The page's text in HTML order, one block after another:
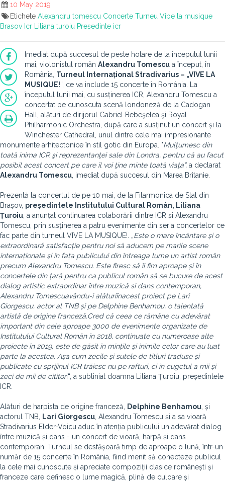
10 May 2019
Etichete Alexandru tomescu Concerte Turneu Vibe la musique
Brasov Icr Liliana turoiu Presedinte icr
Imediat după succesul de peste hotare de la începutul lunii
mai, violonistul român Alexandru Tomescu a început, în
România, Turneul Internațional Stradivarius – „VIVE LA
MUSIQUE!”, ce va include 15 concerte în România. La
începutul lunii mai, cu susținerea ICR, Alexandru Tomescu a
concertat pe cunoscuta scenă londoneză de la Cadogan
Hall, alături de dirijorul Gabriel Bebeşelea şi Royal
Philharmonic Orchestra, după care a susținut un concert și la
Winchester Cathedral, unul dintre cele mai impresionante
monumente arhitectonice în stil gotic din Europa. "Mulţumesc din
toată inima ICR şi reprezentanţei sale din Londra, pentru că au facut
posibil acest concert pe care îl voi ţine minte toată viaţa”, a declarat
Alexandru Tomescu , imediat după succesul din Marea Britanie.
Prezentă la concertul de pe 10 mai, de la Filarmonica de Stat din
Brașov, președintele Institutului Cultural Român, Liliana
Țuroiu , a anunțat continuarea colaborării dintre ICR și Alexandru
Tomescu, prin susținerea a patru evenimente din seria concertelor ce
fac parte din turneul VIVE LA MUSIQUE!. „Este o mare încântare și o
extraordinară satisfacție pentru noi să aducem pe marile scene
internaționale și în fața publicului din întreaga lume un artist român
precum Alexandru Tomescu. Este firesc să îi fim aproape și în
concertele din țară pentru ca publicul român să se bucure de acest
dialog artistic extraordinar între muzică si dans contemporan,
Alexandru Tomescuavându-i alăturiînacest proiect pe Lari
Giorgescu, actor al TNB și pe Delphine Benhamou, o talentată
artistă de origine franceză.Cred că ceea ce rămâne cu adevărat
important din cele aproape 3000 de evenimente organizate de
Institutului Cultural Român în 2018, continuate cu numeroase alte
proiecte în 2019, este de găsit în mințile și inimile celor care au luat
parte la acestea. Așa cum zecile și sutele de titluri traduse și
publicate cu sprijinul ICR trăiesc nu pe rafturi, ci în cugetul a mii și
zeci de mii de cititori“, a subliniat doamna Liliana Țuroiu, președintele
ICR.
Alături de harpista de origine franceză, Delphine Benhamou , și
actorul TNB,
Lari Giorgescu , Alexandru Tomescu și a sa vioară
Stradivarius Elder-Voicu aduc în atenția publicului un adevărat dialog
între muzică și dans - un concert de vioară, harpă și dans
contemporan. Turneul se desfășoară timp de aproape o lună, într-un
număr de 15 concerte în România, fiind menit să conecteze publicul
la cele mai cunoscute și apreciate compoziții clasice românești și
franceze care definesc o lume magică, plină de culoare și